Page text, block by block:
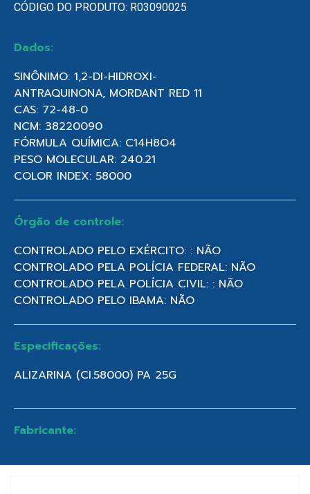
CÓDIGO DO PRODUTO: R03090025
Dados:
SINÔNIMO: 1,2-DI-HIDROXI-
ANTRAQUINONA, MORDANT RED 11
CAS: 72-48-0
NCM: 38220090
FÓRMULA QUÍMICA: C14H8O4
PESO MOLECULAR: 240.21
COLOR INDEX: 58000
Órgão de controle:
CONTROLADO PELO EXÉRCITO: : NÃO
CONTROLADO PELA POLÍCIA FEDERAL: NÃO
CONTROLADO PELA POLÍCIA CIVIL: : NÃO
CONTROLADO PELO IBAMA: NÃO
Especificações:
ALIZARINA (CI.58000) PA 25G
Fabricante: